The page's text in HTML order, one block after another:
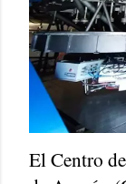
El Centro